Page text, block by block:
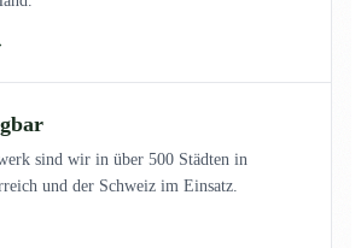
sind wir in über 500 Städten in
und der Schweiz im Einsatz.